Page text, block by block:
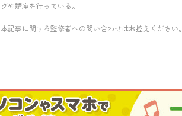
グや講座を行っている。
本記事に関する監修者への問い合わせはお控えください。